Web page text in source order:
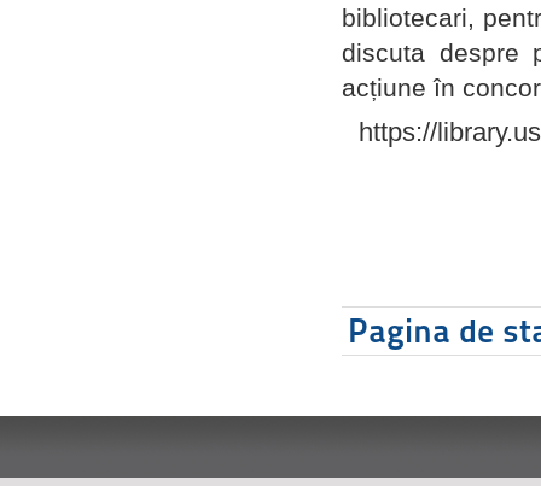
bibliotecari,
discuta despre
acțiune în
https://
Pagina de